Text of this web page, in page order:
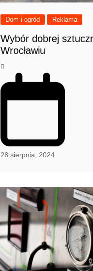
Dom i ogród Reklama
Wybór dobrej
Wrocławiu
28 sierpnia, 2024